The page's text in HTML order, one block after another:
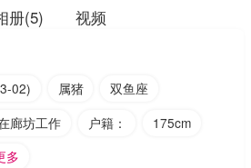
册(5) 视频
02) 属猪
双鱼座
廊坊工作 户籍：
175cm
多